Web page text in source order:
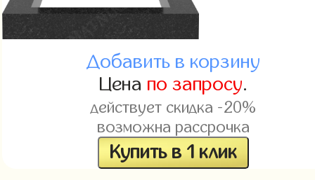
Добавить в корзину
Цена по запросу.
действует скидка -20%
возможна рассрочка
Купить в 1 клик